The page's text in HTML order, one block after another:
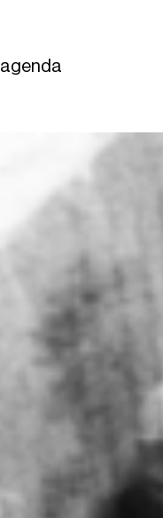
agenda